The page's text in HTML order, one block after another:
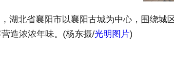
北省襄阳市以襄阳古城为中心，围绕城
造浓浓年味。(杨东摄/光明图片)